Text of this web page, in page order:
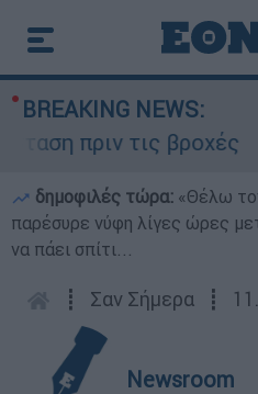
BREAKING NEWS:
πριν τις βροχές
δημοφιλές τώρα: «Θέλω
παρέσυρε νύφη λίγες ώρες
να πάει σπίτι...
┋ Σαν Σήμερα ┋
Newsroom